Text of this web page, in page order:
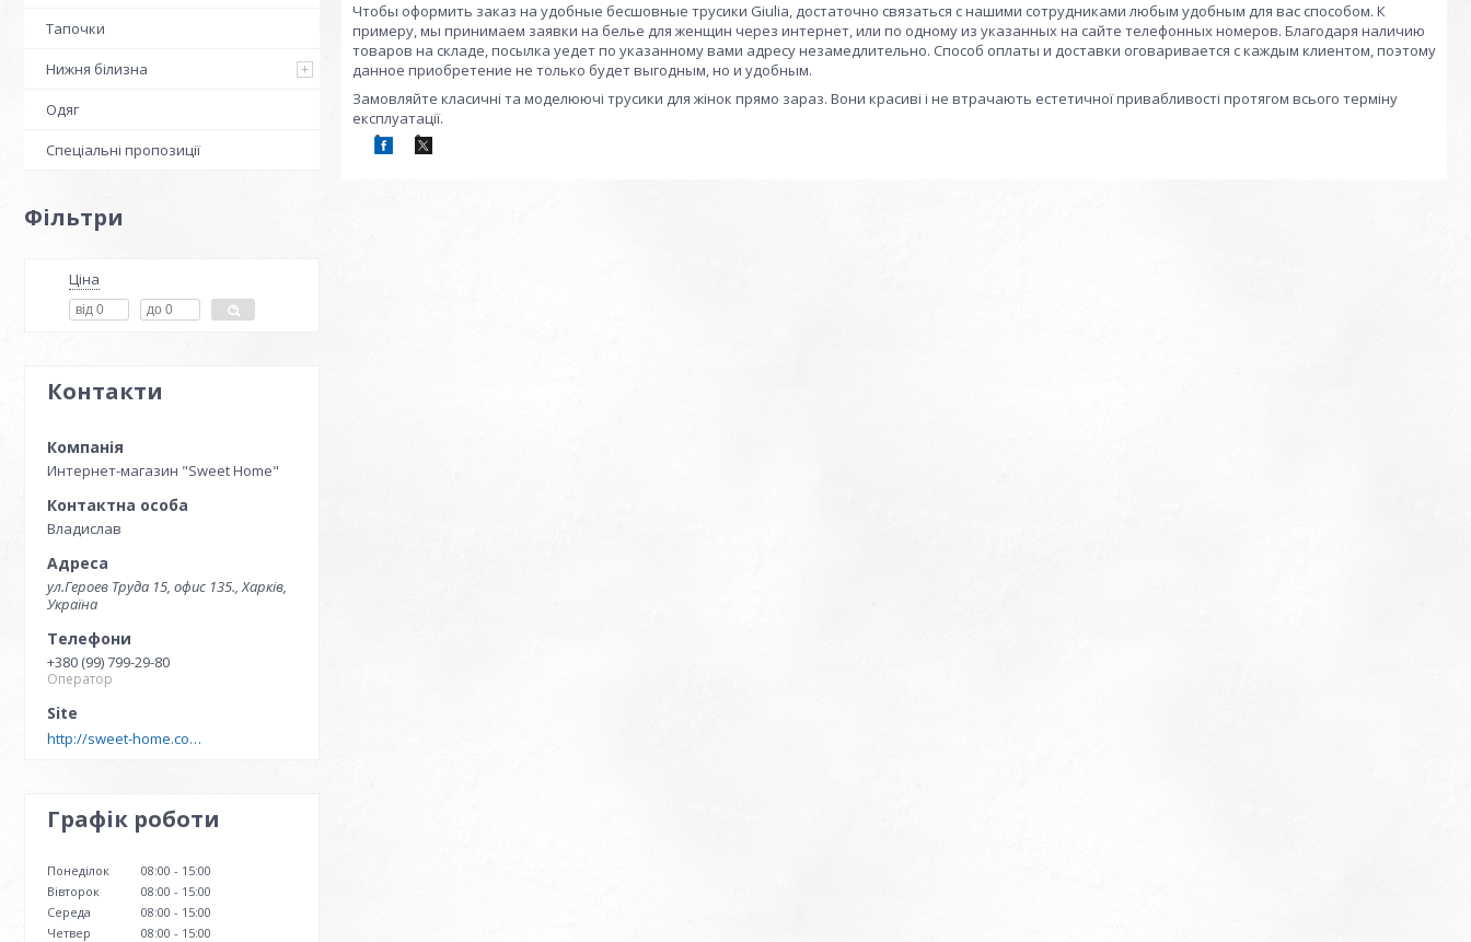
Тапочки
Нижня білизна
Одяг
Спеціальні пропозиції
Фільтри
Ціна
Контакти
Интернет-магазин "Sweet Home"
Владислав
ул.Героев Труда 15, офис 135., Харків,
Україна
+380 (99) 799-29-80
Оператор
http://sweet-home.company
Графік роботи
Понеділок 08:00
15:00
Вівторок
08:00
15:00
Середа
08:00
15:00
Четвер
08:00 15:00
Чтобы оформить заказ на удобные бесшовные трусики Giulia, достаточно связаться с нашими сотрудниками любым удобным для вас способом. К
примеру, мы принимаем заявки на белье для женщин через интернет, или по одному из указанных на сайте телефонных номеров. Благодаря наличию
товаров на складе, посылка уедет по указанному вами адресу незамедлительно. Способ оплаты и доставки оговаривается с каждым клиентом, поэтому
данное приобретение не только будет выгодным, но и удобным.
Замовляйте класичні та моделюючі трусики для жінок прямо зараз. Вони красиві і не втрачають естетичної привабливості протягом всього терміну
експлуатації.